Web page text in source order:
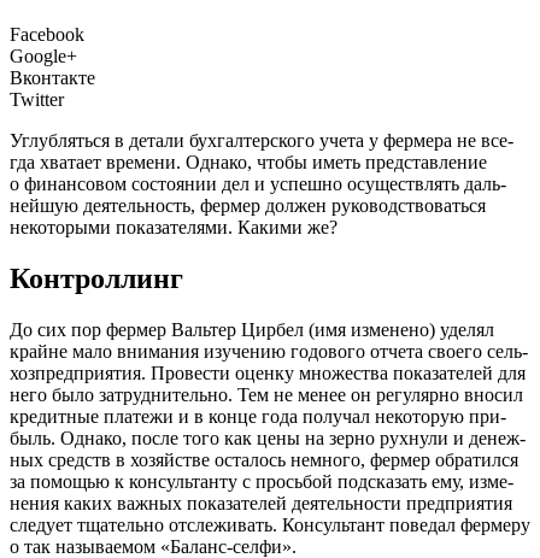
Facebook
Google+
Вконтакте
Twitter
Углуб­лять­ся в дета­ли бух­гал­тер­ско­го уче­та у фер­ме­ра не все­
гда хва­та­ет вре­ме­ни. Одна­ко, что­бы иметь пред­став­ле­ние
о финан­со­вом состо­я­нии дел и успеш­но осу­ществ­лять даль­
ней­шую дея­тель­ность, фер­мер дол­жен руко­вод­ство­вать­ся
неко­то­ры­ми пока­за­те­ля­ми. Каки­ми же?
Контроллинг
До сих пор фер­мер Валь­тер Цир­бел (имя изме­не­но) уде­лял
крайне мало вни­ма­ния изу­че­нию годо­во­го отче­та сво­е­го сель­
хоз­пред­при­я­тия. Про­ве­сти оцен­ку мно­же­ства пока­за­те­лей для
него было затруд­ни­тель­но. Тем не менее он регу­ляр­но вно­сил
кре­дит­ные пла­те­жи и в кон­це года полу­чал неко­то­рую при­
быль. Одна­ко, после того как цены на зер­но рух­ну­ли и денеж­
ных средств в хозяй­стве оста­лось немно­го, фер­мер обра­тил­ся
за помо­щью к кон­суль­тан­ту с прось­бой под­ска­зать ему, изме­
не­ния каких важ­ных пока­за­те­лей дея­тель­но­сти пред­при­я­тия
сле­ду­ет тща­тель­но отсле­жи­вать. Кон­суль­тант пове­дал фер­ме­ру
о так назы­ва­е­мом «Баланс-сел­фи».